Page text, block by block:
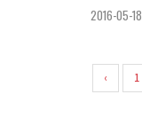
2016-05-18
‹ 1